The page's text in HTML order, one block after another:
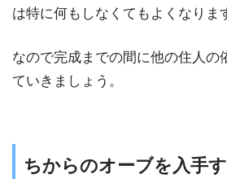
は特に何もしなくてもよくなりま
なので完成までの間に他の住人の
ていきましょう。
ちからのオーブを入手